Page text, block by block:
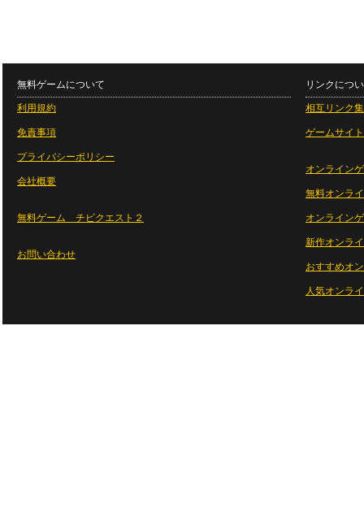
無料ゲームについて
利用規約
免責事項
プライバシーポリシー
会社概要
無料ゲーム チビクエスト２
お問い合わせ
リンクにつ
相互リンク集
ゲームサイ
オンライン
無料オンラ
オンライン
新作オンラ
おすすめオ
人気オンラ